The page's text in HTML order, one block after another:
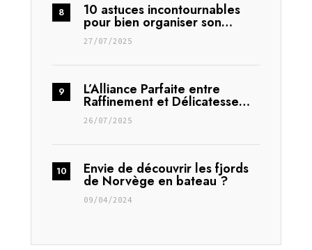
10 astuces incontournables
pour bien organiser son…
27/07/2025
L’Alliance Parfaite entre
Raffinement et Délicatesse…
26/07/2025
Envie de découvrir les fjords
de Norvège en bateau ?
09/04/2024